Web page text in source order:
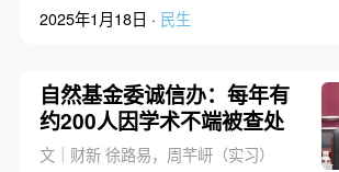
2025年1月18日 · 民生
自然基金委诚信办：每年有
约200人因学术不端被查处
文｜财新 徐路易，周芊岍（实习）